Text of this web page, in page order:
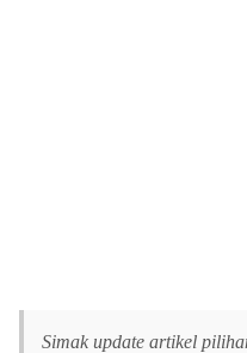
Simak update artikel